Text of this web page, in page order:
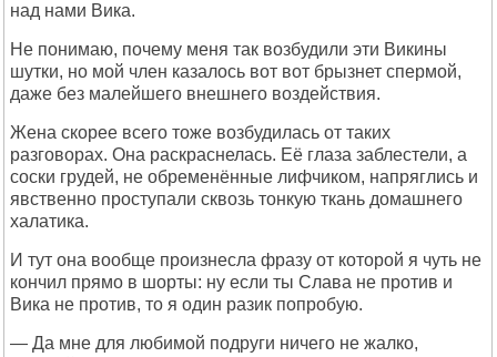
над нами Вика.
Не понимаю, почему меня так возбудили эти Викины
шутки, но мой член казалось вот вот брызнет спермой,
даже без малейшего внешнего воздействия.
Жена скорее всего тоже возбудилась от таких
разговорах. Она раскраснелась. Её глаза заблестели, а
соски грудей, не обременённые лифчиком, напряглись и
явственно проступали сквозь тонкую ткань домашнего
халатика.
И тут она вообще произнесла фразу от которой я чуть не
кончил прямо в шорты: ну если ты Слава не против и
Вика не против, то я один разик попробую.
— Да мне для любимой подруги ничего не жалко,